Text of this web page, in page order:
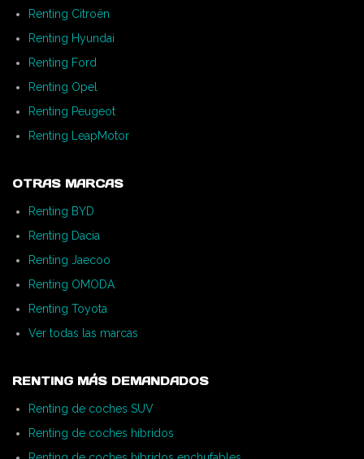
Renting Citroën
Renting Hyundai
Renting Ford
Renting Opel
Renting Peugeot
Renting LeapMotor
OTRAS MARCAS
Renting BYD
Renting Dacia
Renting Jaecoo
Renting OMODA
Renting Toyota
Ver todas las marcas
RENTING MÁS DEMANDADOS
Renting de coches SUV
Renting de coches híbridos